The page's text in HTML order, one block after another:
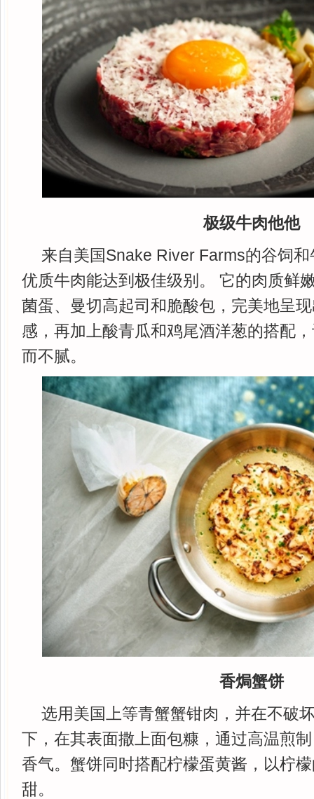
极级牛肉他他
来自美国Snake River Farms的谷饲
优质牛肉能达到极佳级别。 它的肉质鲜
菌蛋、曼切高起司和脆酸包，完美地呈
感，再加上酸青瓜和鸡尾酒洋葱的搭配
而不腻。
香焗蟹饼
选用美国上等青蟹蟹钳肉，并在不破
下，在其表面撒上面包糠，通过高温煎
香气。蟹饼同时搭配柠檬蛋黄酱，以柠
甜。